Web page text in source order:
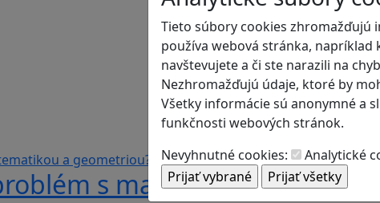
Tieto súbory cookies zhromažďujú
používa webová stránka, napríklad
navštevujete a či ste narazili na
Nezhromažďujú údaje, ktoré by
Všetky informácie sú anonymné a
funkčnosti webových stránok.
Nevyhnutné cookies:
Analytické
s matematikou a